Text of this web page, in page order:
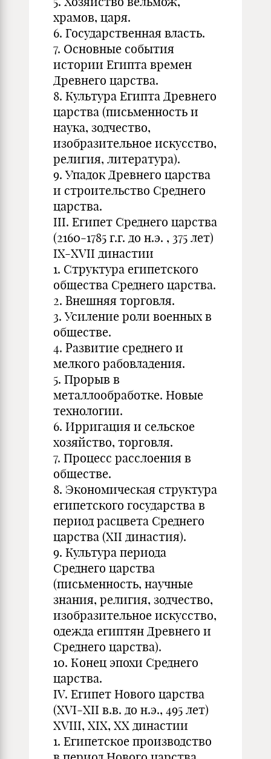
храмов, царя.
6. Государственная власть.
7. Основные события
истории Египта времен
Древнего царства.
8. Культура Египта Древнего
царства (письменность и
наука, зодчество,
изобразительное искусство,
религия, литература).
9. Упадок Древнего царства
и строительство Среднего
царства.
III. Египет Среднего царства
(2160-1785 г.г. до н.э. , 375 лет)
IX-XVII династии
1. Структура египетского
общества Среднего царства.
2. Внешняя торговля.
3. Усиление роли военных в
обществе.
4. Развитие среднего и
мелкого рабовладения.
5. Прорыв в
металлообработке. Новые
технологии.
6. Ирригация и сельское
хозяйство, торговля.
7. Процесс расслоения в
обществе.
8. Экономическая структура
египетского государства в
период расцвета Среднего
царства (XII династия).
9. Культура периода
Среднего царства
(письменность, научные
знания, религия, зодчество,
изобразительное искусство,
одежда египтян Древнего и
Среднего царства).
10. Конец эпохи Среднего
царства.
IV. Египет Нового царства
(XVI-XII в.в. до н.э., 495 лет)
XVIII, XIX, XX династии
1. Египетское производство